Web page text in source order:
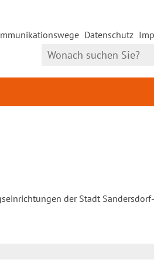
Datenschutz
der Stadt